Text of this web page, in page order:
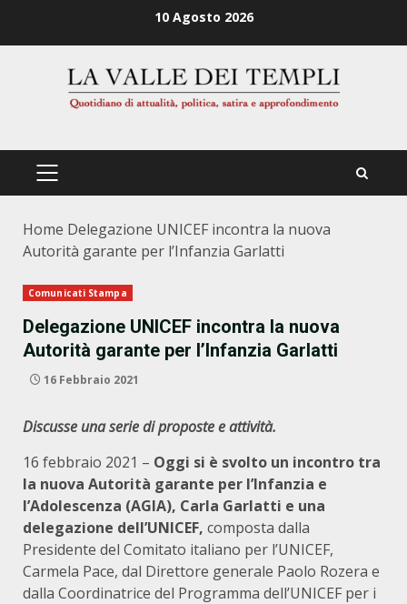
10 Agosto 2026
PRIMÄRES
Home Delegazione UNICEF incontra la nuova
Autorità garante per l’Infanzia Garlatti
Comunicati Stampa
Delegazione UNICEF incontra la nuova
Autorità garante per l’Infanzia Garlatti
16 Febbraio 2021
Discusse una serie di proposte e attività.
16 febbraio 2021 – Oggi si è svolto un incontro tra
la nuova Autorità garante per l’Infanzia e
l’Adolescenza (AGIA), Carla Garlatti e una
delegazione dell’UNICEF, composta dalla
Presidente del Comitato italiano per l’UNICEF,
Carmela Pace, dal Direttore generale Paolo Rozera e
dalla Coordinatrice del Programma dell’UNICEF per i